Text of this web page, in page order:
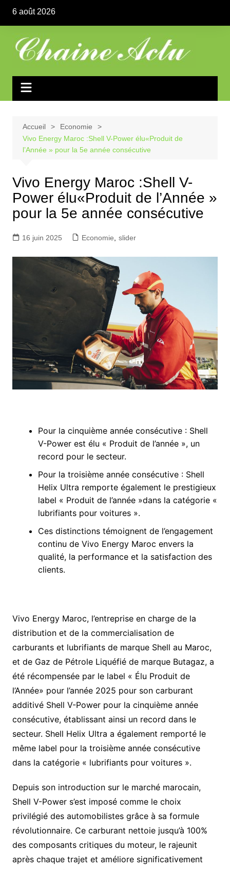
contenu
6 août 2026
Accueil
Economie
Vivo Energy Maroc :Shell V-Power élu«Produit de
l’Année » pour la 5e année consécutive
Vivo Energy Maroc :Shell V-
Power élu«Produit de l’Année »
pour la 5e année consécutive
16 juin 2025 Economie slider
Pour la cinquième année consécutive : Shell
V-Power est élu « Produit de l’année », un
record pour le secteur.
Pour la troisième année consécutive : Shell
Helix Ultra remporte également le prestigieux
label « Produit de l’année »dans la catégorie «
lubrifiants pour voitures ».
Ces distinctions témoignent de l’engagement
continu de Vivo Energy Maroc envers la
qualité, la performance et la satisfaction des
clients.
Vivo Energy Maroc, l’entreprise en charge de la
distribution et de la commercialisation de
carburants et lubrifiants de marque Shell au Maroc,
et de Gaz de Pétrole Liquéfié de marque Butagaz, a
été récompensée par le label « Élu Produit de
l’Année» pour l’année 2025 pour son carburant
additivé Shell V-Power pour la cinquième année
consécutive, établissant ainsi un record dans le
secteur. Shell Helix Ultra a également remporté le
même label pour la troisième année consécutive
dans la catégorie « lubrifiants pour voitures ».
Depuis son introduction sur le marché marocain,
Shell V-Power s’est imposé comme le choix
privilégié des automobilistes grâce à sa formule
révolutionnaire. Ce carburant nettoie jusqu’à 100%
des composants critiques du moteur, le rajeunit
après chaque trajet et améliore significativement